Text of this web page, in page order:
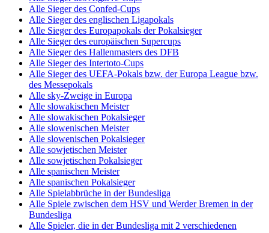
Alle Sieger des Confed-Cups
Alle Sieger des englischen Ligapokals
Alle Sieger des Europapokals der Pokalsieger
Alle Sieger des europäischen Supercups
Alle Sieger des Hallenmasters des DFB
Alle Sieger des Intertoto-Cups
Alle Sieger des UEFA-Pokals bzw. der Europa League bzw.
des Messepokals
Alle sky-Zweige in Europa
Alle slowakischen Meister
Alle slowakischen Pokalsieger
Alle slowenischen Meister
Alle slowenischen Pokalsieger
Alle sowjetischen Meister
Alle sowjetischen Pokalsieger
Alle spanischen Meister
Alle spanischen Pokalsieger
Alle Spielabbrüche in der Bundesliga
Alle Spiele zwischen dem HSV und Werder Bremen in der
Bundesliga
Alle Spieler, die in der Bundesliga mit 2 verschiedenen